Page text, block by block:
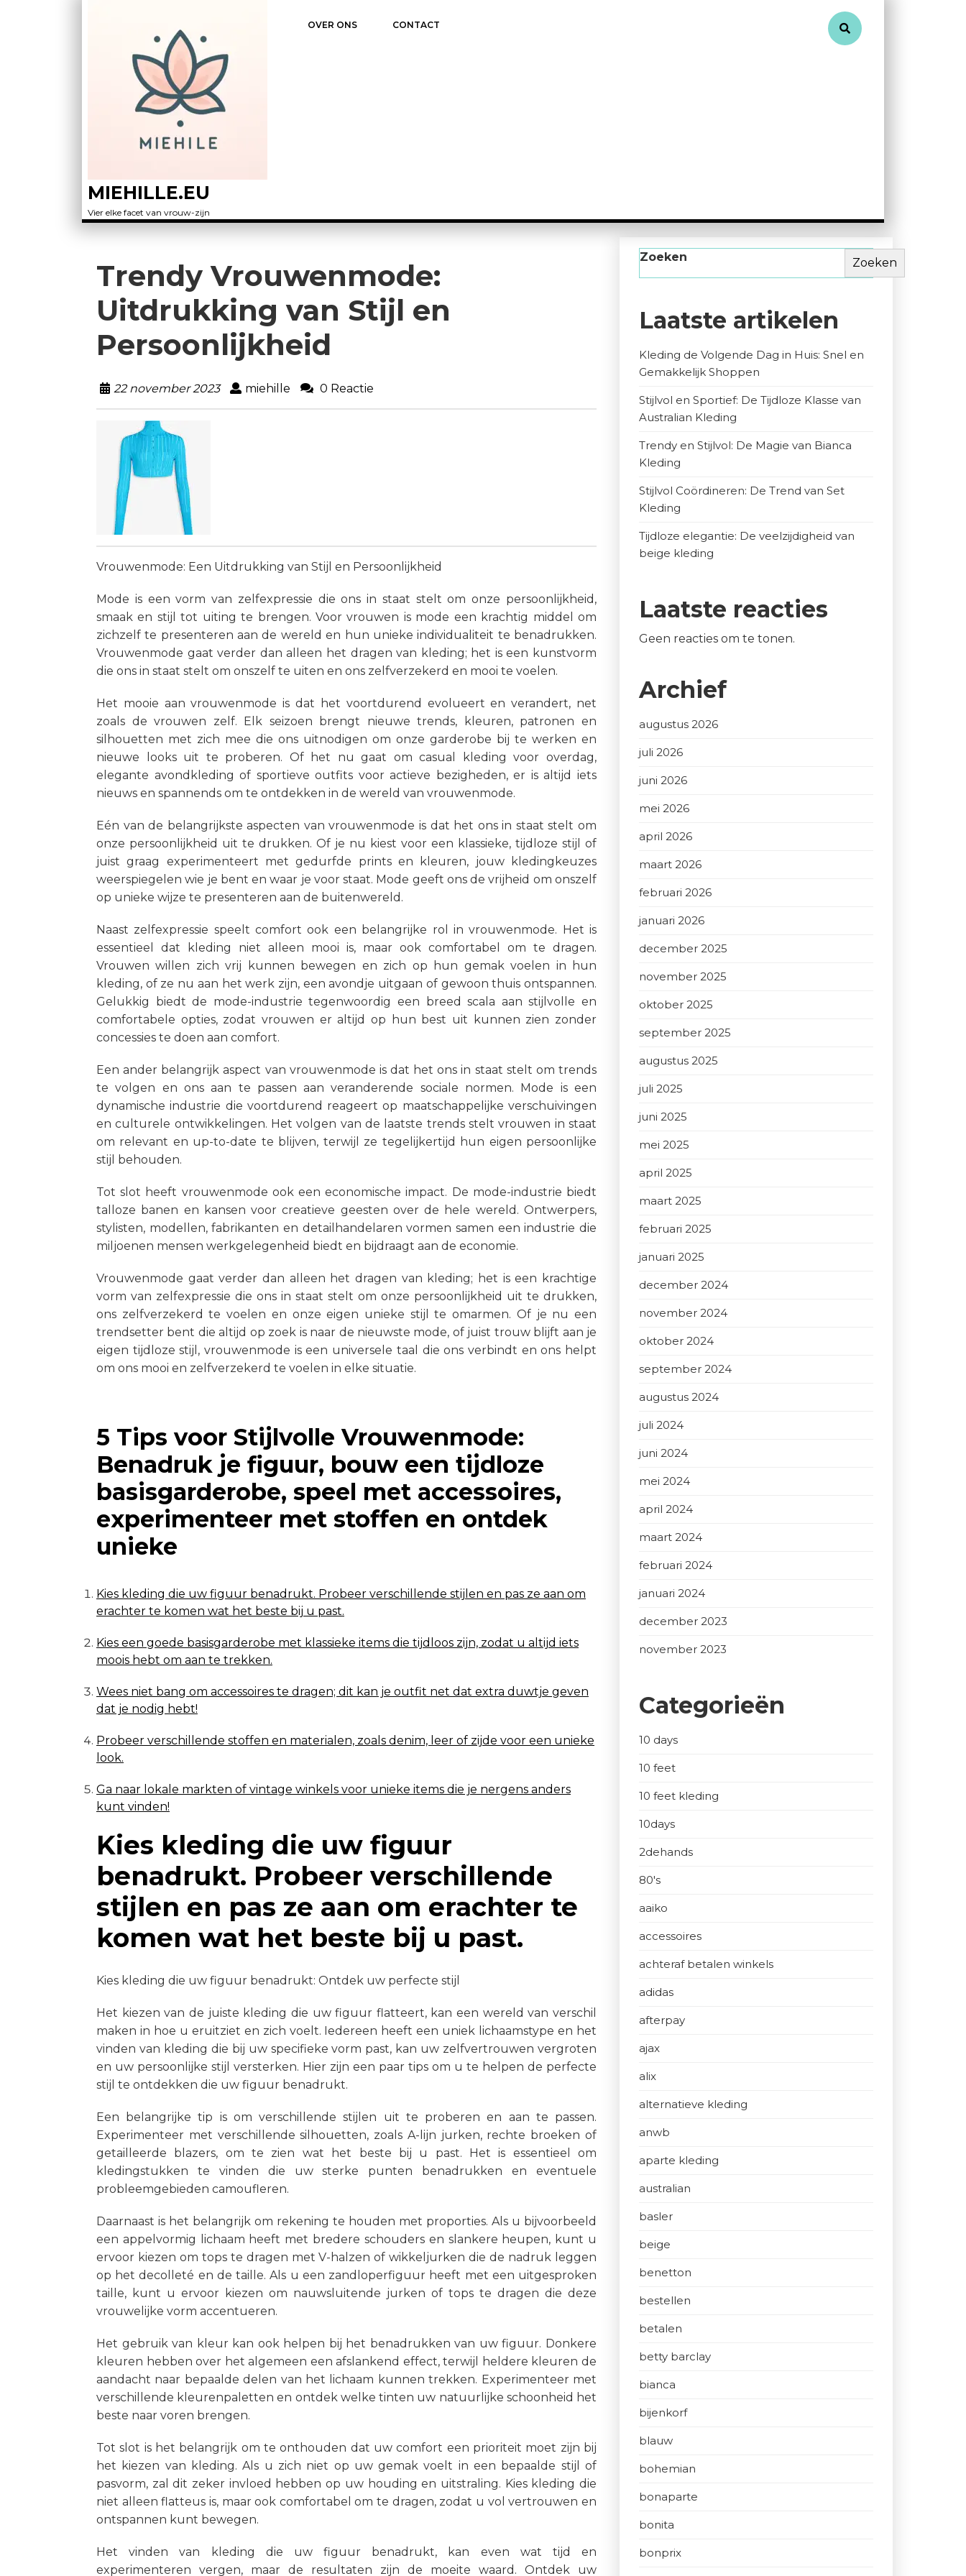
MIEHILLE.EU
Vier elke facet van vrouw-zijn
OVER ONS CONTACT
Trendy Vrouwenmode:
Uitdrukking van Stijl en
Persoonlijkheid
22 november 2023 miehille 0 Reactie
Vrouwenmode: Een Uitdrukking van Stijl en Persoonlijkheid
Mode is een vorm van zelfexpressie die ons in staat stelt om onze persoonlijkheid,
smaak en stijl tot uiting te brengen. Voor vrouwen is mode een krachtig middel om
zichzelf te presenteren aan de wereld en hun unieke individualiteit te benadrukken.
Vrouwenmode gaat verder dan alleen het dragen van kleding; het is een kunstvorm
die ons in staat stelt om onszelf te uiten en ons zelfverzekerd en mooi te voelen.
Het mooie aan vrouwenmode is dat het voortdurend evolueert en verandert, net
zoals de vrouwen zelf. Elk seizoen brengt nieuwe trends, kleuren, patronen en
silhouetten met zich mee die ons uitnodigen om onze garderobe bij te werken en
nieuwe looks uit te proberen. Of het nu gaat om casual kleding voor overdag,
elegante avondkleding of sportieve outfits voor actieve bezigheden, er is altijd iets
nieuws en spannends om te ontdekken in de wereld van vrouwenmode.
Eén van de belangrijkste aspecten van vrouwenmode is dat het ons in staat stelt om
onze persoonlijkheid uit te drukken. Of je nu kiest voor een klassieke, tijdloze stijl of
juist graag experimenteert met gedurfde prints en kleuren, jouw kledingkeuzes
weerspiegelen wie je bent en waar je voor staat. Mode geeft ons de vrijheid om onszelf
op unieke wijze te presenteren aan de buitenwereld.
Naast zelfexpressie speelt comfort ook een belangrijke rol in vrouwenmode. Het is
essentieel dat kleding niet alleen mooi is, maar ook comfortabel om te dragen.
Vrouwen willen zich vrij kunnen bewegen en zich op hun gemak voelen in hun
kleding, of ze nu aan het werk zijn, een avondje uitgaan of gewoon thuis ontspannen.
Gelukkig biedt de mode-industrie tegenwoordig een breed scala aan stijlvolle en
comfortabele opties, zodat vrouwen er altijd op hun best uit kunnen zien zonder
concessies te doen aan comfort.
Een ander belangrijk aspect van vrouwenmode is dat het ons in staat stelt om trends
te volgen en ons aan te passen aan veranderende sociale normen. Mode is een
dynamische industrie die voortdurend reageert op maatschappelijke verschuivingen
en culturele ontwikkelingen. Het volgen van de laatste trends stelt vrouwen in staat
om relevant en up-to-date te blijven, terwijl ze tegelijkertijd hun eigen persoonlijke
stijl behouden.
Tot slot heeft vrouwenmode ook een economische impact. De mode-industrie biedt
talloze banen en kansen voor creatieve geesten over de hele wereld. Ontwerpers,
stylisten, modellen, fabrikanten en detailhandelaren vormen samen een industrie die
miljoenen mensen werkgelegenheid biedt en bijdraagt aan de economie.
Vrouwenmode gaat verder dan alleen het dragen van kleding; het is een krachtige
vorm van zelfexpressie die ons in staat stelt om onze persoonlijkheid uit te drukken,
ons zelfverzekerd te voelen en onze eigen unieke stijl te omarmen. Of je nu een
trendsetter bent die altijd op zoek is naar de nieuwste mode, of juist trouw blijft aan je
eigen tijdloze stijl, vrouwenmode is een universele taal die ons verbindt en ons helpt
om ons mooi en zelfverzekerd te voelen in elke situatie.
5 Tips voor Stijlvolle Vrouwenmode:
Benadruk je figuur, bouw een tijdloze
basisgarderobe, speel met accessoires,
experimenteer met stoffen en ontdek
unieke
Kies kleding die uw figuur benadrukt. Probeer verschillende stijlen en pas ze aan om
erachter te komen wat het beste bij u past.
Kies een goede basisgarderobe met klassieke items die tijdloos zijn, zodat u altijd iets
moois hebt om aan te trekken.
Wees niet bang om accessoires te dragen; dit kan je outfit net dat extra duwtje geven
dat je nodig hebt!
Probeer verschillende stoffen en materialen, zoals denim, leer of zijde voor een unieke
look.
Ga naar lokale markten of vintage winkels voor unieke items die je nergens anders
kunt vinden!
Kies kleding die uw figuur
benadrukt. Probeer verschillende
stijlen en pas ze aan om erachter te
komen wat het beste bij u past.
Kies kleding die uw figuur benadrukt: Ontdek uw perfecte stijl
Het kiezen van de juiste kleding die uw figuur flatteert, kan een wereld van verschil
maken in hoe u eruitziet en zich voelt. Iedereen heeft een uniek lichaamstype en het
vinden van kleding die bij uw specifieke vorm past, kan uw zelfvertrouwen vergroten
en uw persoonlijke stijl versterken. Hier zijn een paar tips om u te helpen de perfecte
stijl te ontdekken die uw figuur benadrukt.
Een belangrijke tip is om verschillende stijlen uit te proberen en aan te passen.
Experimenteer met verschillende silhouetten, zoals A-lijn jurken, rechte broeken of
getailleerde blazers, om te zien wat het beste bij u past. Het is essentieel om
kledingstukken te vinden die uw sterke punten benadrukken en eventuele
probleemgebieden camoufleren.
Daarnaast is het belangrijk om rekening te houden met proporties. Als u bijvoorbeeld
een appelvormig lichaam heeft met bredere schouders en slankere heupen, kunt u
ervoor kiezen om tops te dragen met V-halzen of wikkeljurken die de nadruk leggen
op het decolleté en de taille. Als u een zandloperfiguur heeft met een uitgesproken
taille, kunt u ervoor kiezen om nauwsluitende jurken of tops te dragen die deze
vrouwelijke vorm accentueren.
Het gebruik van kleur kan ook helpen bij het benadrukken van uw figuur. Donkere
kleuren hebben over het algemeen een afslankend effect, terwijl heldere kleuren de
aandacht naar bepaalde delen van het lichaam kunnen trekken. Experimenteer met
verschillende kleurenpaletten en ontdek welke tinten uw natuurlijke schoonheid het
beste naar voren brengen.
Tot slot is het belangrijk om te onthouden dat uw comfort een prioriteit moet zijn bij
het kiezen van kleding. Als u zich niet op uw gemak voelt in een bepaalde stijl of
pasvorm, zal dit zeker invloed hebben op uw houding en uitstraling. Kies kleding die
niet alleen flatteus is, maar ook comfortabel om te dragen, zodat u vol vertrouwen en
ontspannen kunt bewegen.
Het vinden van kleding die uw figuur benadrukt, kan even wat tijd en
experimenteren vergen, maar de resultaten zijn de moeite waard. Ontdek uw
Zoeken Zoeken
Laatste artikelen
Kleding de Volgende Dag in Huis: Snel en
Gemakkelijk Shoppen
Stijlvol en Sportief: De Tijdloze Klasse van
Australian Kleding
Trendy en Stijlvol: De Magie van Bianca
Kleding
Stijlvol Coördineren: De Trend van Set
Kleding
Tijdloze elegantie: De veelzijdigheid van
beige kleding
Laatste reacties
Geen reacties om te tonen.
Archief
augustus 2026
juli 2026
juni 2026
mei 2026
april 2026
maart 2026
februari 2026
januari 2026
december 2025
november 2025
oktober 2025
september 2025
augustus 2025
juli 2025
juni 2025
mei 2025
april 2025
maart 2025
februari 2025
januari 2025
december 2024
november 2024
oktober 2024
september 2024
augustus 2024
juli 2024
juni 2024
mei 2024
april 2024
maart 2024
februari 2024
januari 2024
december 2023
november 2023
Categorieën
10 days
10 feet
10 feet kleding
10days
2dehands
80's
aaiko
accessoires
achteraf betalen winkels
adidas
afterpay
ajax
alix
alternatieve kleding
anwb
aparte kleding
australian
basler
beige
benetton
bestellen
betalen
betty barclay
bianca
bijenkorf
blauw
bohemian
bonaparte
bonita
bonprix